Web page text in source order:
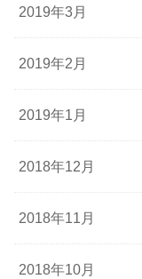
2019年3月
2019年2月
2019年1月
2018年12月
2018年11月
2018年10月